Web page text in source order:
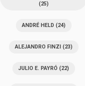
(25)
ANDRÉ HELD (24)
ALEJANDRO FINZI (23)
JULIO E. PAYRÓ (22)